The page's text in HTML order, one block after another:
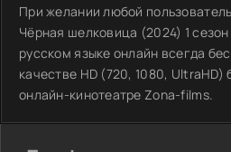
При желании любой
Чёрная шелковица (2024) 1
русском языке онлайн всегда
качестве HD (720, 1080, UltraHD)
онлайн-кинотеатре Zona-films.